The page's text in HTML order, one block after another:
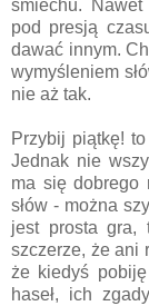
śmiechu.
pod presją
dawać innym.
wymyśleniem
nie aż tak.
Przybij piątkę!
Jednak nie
ma się dobrego
słów - można
jest prosta gra,
szczerze, że ani
że kiedyś
haseł, ich